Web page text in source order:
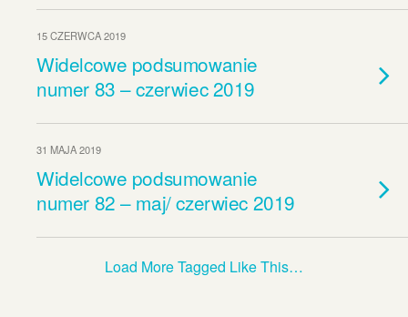
15 CZERWCA 2019
Widelcowe podsumowanie
numer 83 – czerwiec 2019
31 MAJA 2019
Widelcowe podsumowanie
numer 82 – maj/ czerwiec 2019
Load More Tagged Like This…